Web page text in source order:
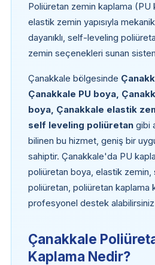
Poliüretan zemin kaplama (PU
elastik zemin yapısıyla
dayanıklı, self-leveling
zemin seçenekleri sunan
Çanakkale bölgesinde
Çanakkale PU boya,
boya, Çanakkale elastik
self leveling poliüretangibi
bilinen bu hizmet, geniş bir
sahiptir. Çanakkale'da PU
poliüretan boya, elastik zemin,
poliüretan, poliüretan kaplama
profesyonel destek
Çanakkale
Kaplama Nedir?